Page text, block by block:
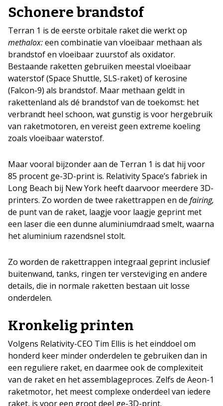
Schonere brandstof
Terran 1 is de eerste orbitale raket die werkt op
methalox:een combinatie van vloeibaar methaan als
brandstof en vloeibaar zuurstof als oxidator.
Bestaande raketten gebruiken meestal vloeibaar
waterstof (Space Shuttle, SLS-raket) of kerosine
(Falcon-9) als brandstof. Maar methaan geldt in
rakettenland als dé brandstof van de toekomst: het
verbrandt heel schoon, wat gunstig is voor hergebruik
van raketmotoren, en vereist geen extreme koeling
zoals vloeibaar waterstof.
Maar vooral bijzonder aan de Terran 1 is dat hij voor
85 procent ge-3D-print is. Relativity Space’s fabriek in
Long Beach bij New York heeft daarvoor meerdere 3D-
printers. Zo worden de twee rakettrappen en de fairing,
de punt van de raket, laagje voor laagje geprint met
een laser die een dunne aluminiumdraad smelt, waarna
het aluminium razendsnel stolt.
Zo worden de rakettrappen integraal geprint inclusief
buitenwand, tanks, ringen ter versteviging en andere
details, die in normale raketten bestaan uit losse
onderdelen.
Kronkelig printen
Volgens Relativity-CEO Tim Ellis is het einddoel om
honderd keer minder onderdelen te gebruiken dan in
een reguliere raket, en daarmee ook de complexiteit
van de raket en het assemblageproces. Zelfs de Aeon-1
raketmotor, het meest complexe onderdeel van iedere
raket, is voor een groot deel ge-3D-print.